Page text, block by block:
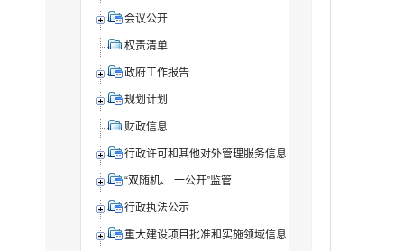
会议公开
权责清单
政府工作报告
规划计划
财政信息
行政许可和其他对外管理服务信息
“双随机、 一公开”监管
行政执法公示
重大建设项目批准和实施领域信息